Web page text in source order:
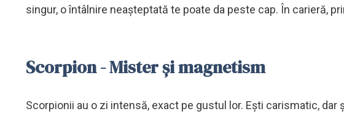
singur, o întâlnire neașteptată te poate da peste cap. În carieră,
Scorpion - Mister și magnetism
Scorpionii au o zi intensă, exact pe gustul lor. Ești carismatic,